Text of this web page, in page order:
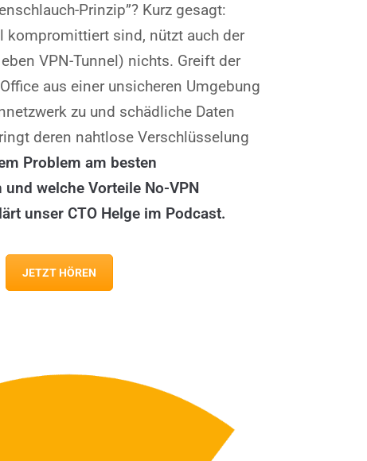
Prinzip”? Kurz gesagt:
kompromittiert sind, nützt auch der
VPN-Tunnel) nichts. Greift der
aus einer unsicheren Umgebung
zu und schädliche Daten
deren nahtlose Verschlüsselung
Problem am besten
welche Vorteile No-VPN
unser CTO Helge im Podcast.
JETZT HÖREN